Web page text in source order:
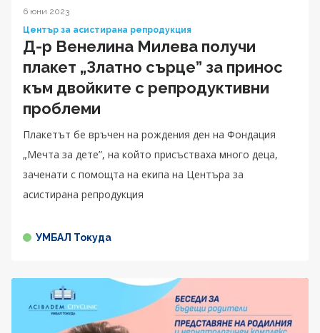
6 юни 2023
Център за асистирана репродукция
Д-р Венелина Милева получи
плакет „Златно сърце” за принос
към двойките с репродуктивни
проблеми
Плакетът бе връчен на рождения ден на Фондация
„Мечта за дете”, на който присъстваха много деца,
заченати с помощта на екипа на Центъра за
асистирана репродукция
УМБАЛ Токуда